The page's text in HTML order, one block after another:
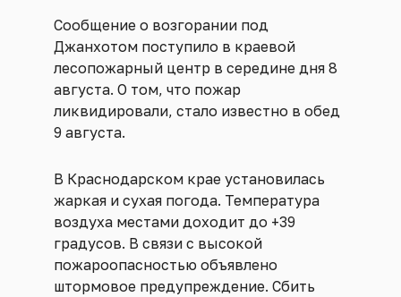
Сообщение о возгорании под
Джанхотом поступило в краевой
лесопожарный центр в середине дня 8
августа. О том, что пожар
ликвидировали, стало известно в обед
9 августа.
В Краснодарском крае установилась
жаркая и сухая погода. Температура
воздуха местами доходит до +39
градусов. В связи с высокой
пожароопасностью объявлено
штормовое предупреждение. Сбить